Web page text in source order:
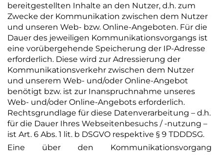
bereitgestellten Inhalte an den Nutzer, d.h. zum
Zwecke der Kommunikation zwischen dem Nutzer
und unseren Web- bzw. Online-Angeboten. Für die
Dauer des jeweiligen Kommunikationsvorgangs ist
eine vorübergehende Speicherung der IP-Adresse
erforderlich. Diese wird zur Adressierung der
Kommunikationsverkehr zwischen dem Nutzer
und unserem Web- und/oder Online-Angebot
benötigt bzw. ist zur Inanspruchnahme unseres
Web- und/oder Online-Angebots erforderlich.
Rechtsgrundlage für diese Datenverarbeitung – d.h.
für die Dauer Ihres Webseitenbesuchs / -nutzung –
ist Art. 6 Abs. 1 lit. b DSGVO respektive § 9 TDDDSG.
Eine über den Kommunikationsvorgang